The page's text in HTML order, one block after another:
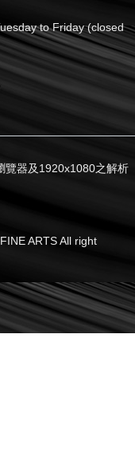
to Friday (closed
覽器及1920x1080之解析
ARTS All right